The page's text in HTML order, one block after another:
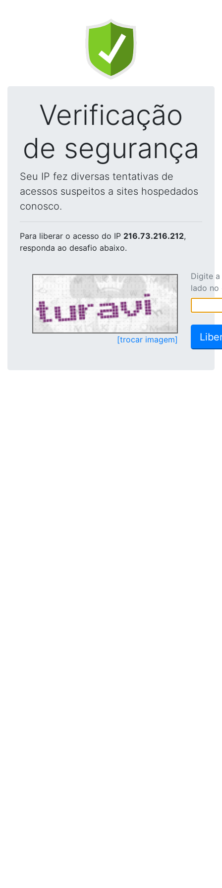
Verificação
de segurança
Seu IP fez diversas tentativas de
acessos suspeitos a sites hospedados
conosco.
Para liberar o acesso do IP 216.73.216.212,
responda ao desafio abaixo.
[trocar imagem]
Digite
lado no